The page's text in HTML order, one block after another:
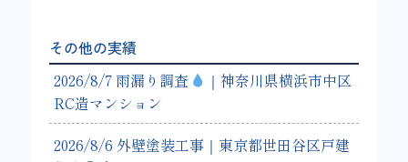
その他の実績
2026/8/7 雨漏り調査
｜神奈川県横浜市中区
RC造マンション
2026/8/6 外壁塗装工事｜東京都世田谷区戸建